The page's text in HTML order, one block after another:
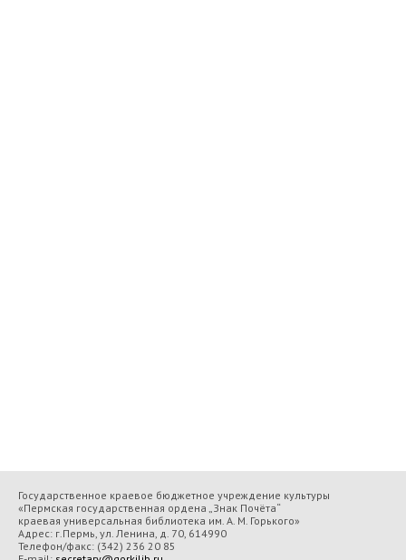
Государственное краевое бюджетное учреждение культуры
«Пермская государственная ордена „Знак Почёта“
краевая универсальная библиотека им. А. М. Горького»
Адрес: г.Пермь, ул. Ленина, д. 70, 614990
Телефон/факс: (342) 236 20 85